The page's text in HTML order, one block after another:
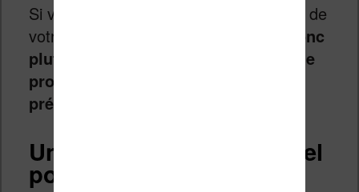
Si vous souhaitez bien protéger l’écran de
votre Kindle,
je vous recommande donc
plutôt un étui avec une couverture de
protection pour l’écran (voir partie
précédente)
Un chargeur rapide officiel
pour votre Kindle